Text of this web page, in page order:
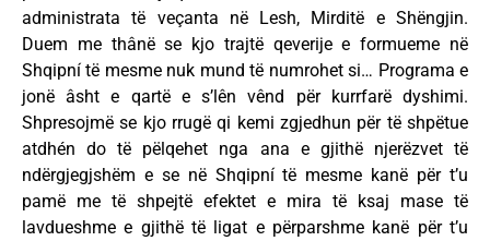
administrata të veçanta në Lesh, Mirditë e Shëngjin.
Duem me thânë se kjo trajtë qeverije e formueme në
Shqipní të mesme nuk mund të numrohet si… Programa e
jonë âsht e qartë e s’lên vênd për kurrfarë dyshimi.
Shpresojmë se kjo rrugë qi kemi zgjedhun për të shpëtue
atdhén do të pëlqehet nga ana e gjithë njerëzvet të
ndërgjegjshëm e se në Shqipní të mesme kanë për t’u
pamë me të shpejtë efektet e mira të ksaj mase të
lavdueshme e gjithë të ligat e përparshme kanë për t’u